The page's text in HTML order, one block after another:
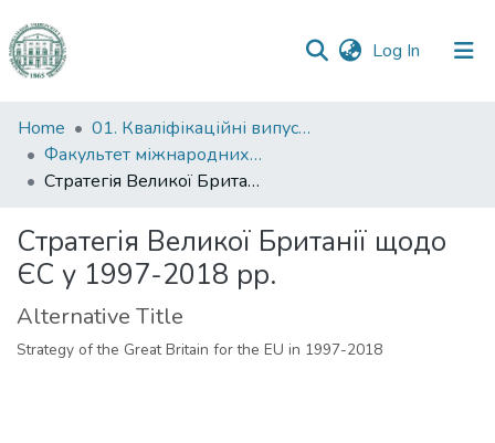
Log In (current)
Communities
&
Collections
Statistics
Home
01. Кваліфікаційні випускні роботи здобувачів вищої освіти
Факультет міжнародних відносин, політології та соціології
Стратегія Великої Британії щодо ЄС у 1997-2018 рр.
Стратегія Великої Британії щодо
ЄС у 1997-2018 рр.
Alternative Title
Strategy of the Great Britain for the EU in 1997-2018